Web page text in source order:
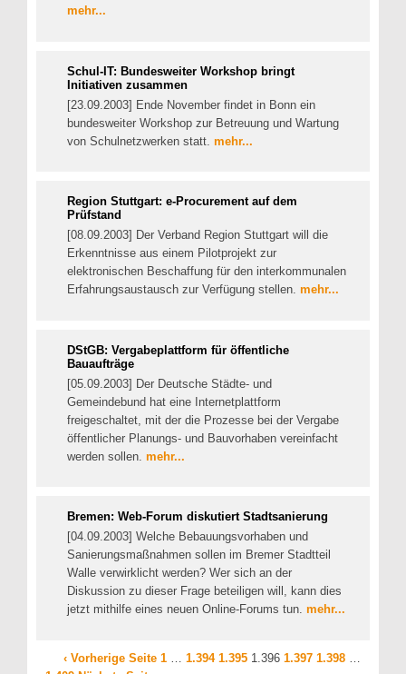
mehr...
Schul-IT: Bundesweiter Workshop bringt
Initiativen zusammen
[23.09.2003] Ende November findet in Bonn ein
bundesweiter Workshop zur Betreuung und Wartung
von Schulnetzwerken statt. mehr...
Region Stuttgart: e-Procurement auf dem
Prüfstand
[08.09.2003] Der Verband Region Stuttgart will die
Erkenntnisse aus einem Pilotprojekt zur
elektronischen Beschaffung für den interkommunalen
Erfahrungsaustausch zur Verfügung stellen. mehr...
DStGB: Vergabeplattform für öffentliche
Bauaufträge
[05.09.2003] Der Deutsche Städte- und
Gemeindebund hat eine Internetplattform
freigeschaltet, mit der die Prozesse bei der Vergabe
öffentlicher Planungs- und Bauvorhaben vereinfacht
werden sollen. mehr...
Bremen: Web-Forum diskutiert Stadtsanierung
[04.09.2003] Welche Bebauungsvorhaben und
Sanierungsmaßnahmen sollen im Bremer Stadtteil
Walle verwirklicht werden? Wer sich an der
Diskussion zu dieser Frage beteiligen will, kann dies
jetzt mithilfe eines neuen Online-Forums tun. mehr...
‹ Vorherige Seite 1 1.394 1.395 1.396 1.397 1.398